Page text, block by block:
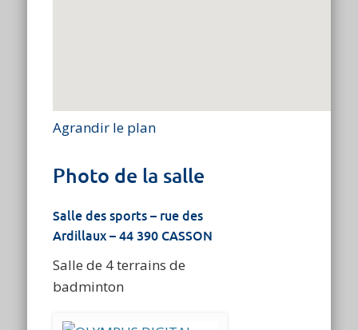
Agrandir le plan
Photo de la salle
Salle des sports – rue des
Ardillaux – 44 390 CASSON
Salle de 4 terrains de
badminton